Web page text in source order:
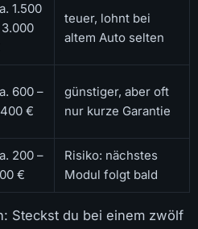
1.500
teuer, lohnt bei
altem Auto selten
600 –
€
günstiger, aber oft
nur kurze Garantie
200 –
€
Risiko: nächstes
Modul folgt bald
Steckst du bei einem zwölf